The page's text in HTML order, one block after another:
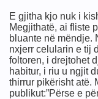
E gjitha kjo nuk i
Megjithatë, ai fliste
bluante në mëndje.
nxjerr celularin e tij
foltoren, i drejtohet
habitur, i riu u ngjit
thirrur pikërisht atë.
publikut:”Përse e